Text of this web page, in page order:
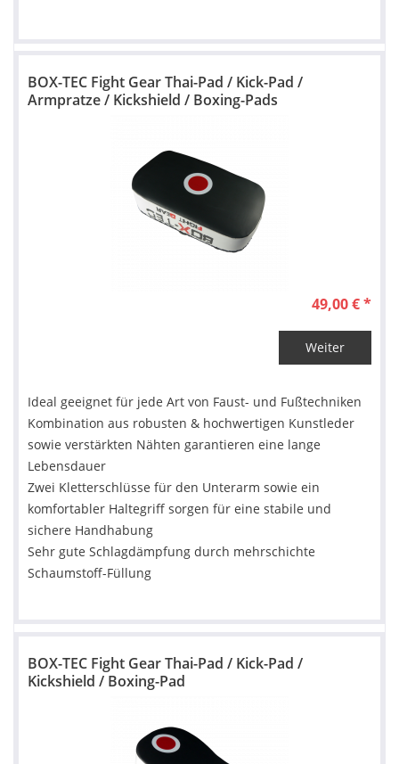
BOX-TEC Fight Gear Thai-Pad / Kick-Pad /
Armpratze / Kickshield / Boxing-Pads
49,00 € *
Weiter
Ideal geeignet für jede Art von Faust- und Fußtechniken
Kombination aus robusten & hochwertigen Kunstleder
sowie verstärkten Nähten garantieren eine lange
Lebensdauer
Zwei Kletterschlüsse für den Unterarm sowie ein
komfortabler Haltegriff sorgen für eine stabile und
sichere Handhabung
Sehr gute Schlagdämpfung durch mehrschichte
Schaumstoff-Füllung
BOX-TEC Fight Gear Thai-Pad / Kick-Pad /
Kickshield / Boxing-Pad